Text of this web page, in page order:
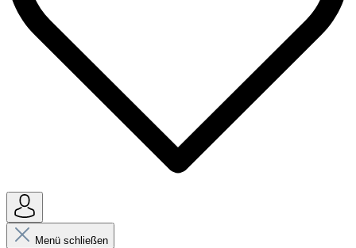
Menü schließen